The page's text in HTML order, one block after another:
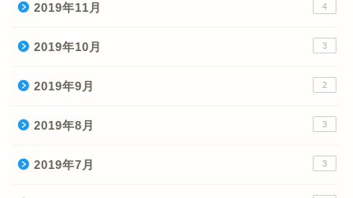
2019年11月 4
2019年10月 3
2019年9月 2
2019年8月 3
2019年7月 3